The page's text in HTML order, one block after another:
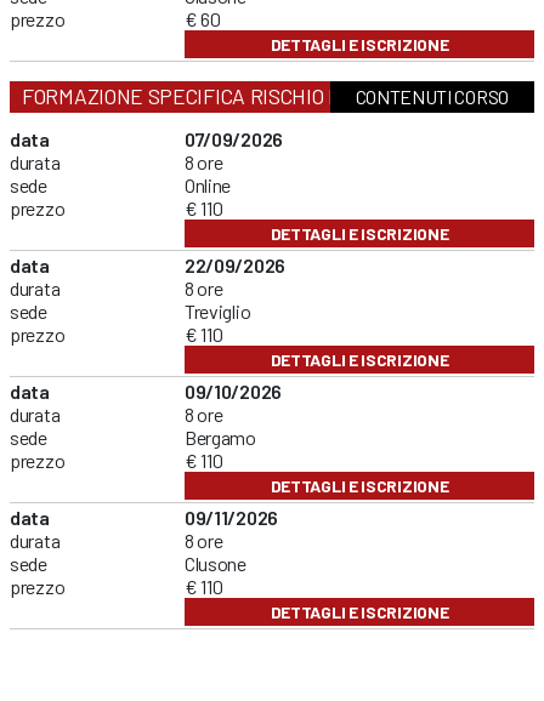
prezzo
€ 60
DETTAGLI E ISCRIZIONE
FORMAZIONE SPECIFICA RISCHIO MEDIOCONTENUTI CORSO
data
durata
sede
prezzo
07/09/2026
8 ore
Online
€ 110
DETTAGLI E ISCRIZIONE
data
durata
sede
prezzo
22/09/2026
8 ore
Treviglio
€ 110
DETTAGLI E ISCRIZIONE
data
durata
sede
prezzo
09/10/2026
8 ore
Bergamo
€ 110
DETTAGLI E ISCRIZIONE
data
durata
sede
prezzo
09/11/2026
8 ore
Clusone
€ 110
DETTAGLI E ISCRIZIONE